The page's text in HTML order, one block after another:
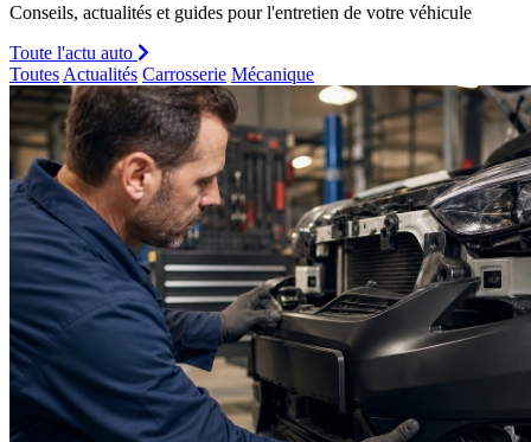
Conseils, actualités et guides pour l'entretien de votre véhicule
Toute l'actu auto
Toutes Actualités Carrosserie Mécanique